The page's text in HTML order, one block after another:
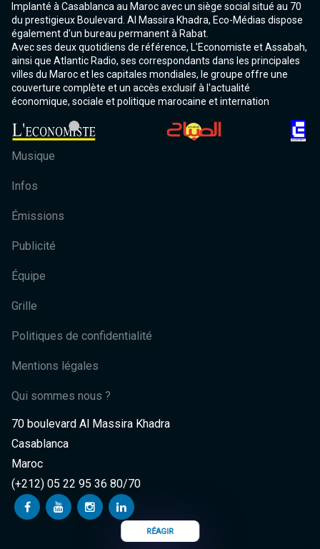
RÉAGIR
Implanté à Casablanca au Maroc avec un siège social situé au 70
du prestigieux Boulevard. Al Massira Khadra, Eco-Médias dispose
également d'un bureau permanent à Rabat.
Avec ses deux quotidiens de référence, L'Economiste et Assabah,
ainsi que Atlantic Radio, ses correspondants dans les principales
villes du Maroc et les capitales mondiales, le groupe offre une
couverture complète et un accès exclusif à l'actualité
économique, sociale et politique marocaine et internation
Musique
Infos
Émissions
Publicité
Équipe
Grille
Politiques de confidentialité
Mentions légales
Qui sommes nous ?
70 boulevard Al Massira Khadra
Casablanca
Maroc
(+212) 05 22 95 36 80/70